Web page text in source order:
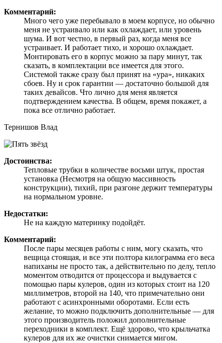
Комментарий:
Много чего уже перебывало в моем корпусе, но обычно
меня не устраивало или как охлаждает, или уровень
шума. И вот честно, в первый раз, когда меня все
устраивает. И работает тихо, и хорошо охлаждает.
Монтировать его в корпус можно за пару минут, так
сказать, в комплектации все имеется для этого.
Системой также сразу был принят на «ура», никаких
сбоев. Ну и срок гарантии — достаточно большой для
таких девайсов. Что лично для меня является
подтверждением качества. В общем, время покажет, а
пока все отлично работает.
Тернишов Влад
Достоинства:
Тепловые трубки в количестве восьми штук, простая
установка (Несмотря на общую массивность
конструкции), тихий, при разгоне держит температуры
на нормальном уровне.
Недостатки:
Не на каждую материнку подойдёт.
Комментарий:
После пары месяцев работы с ним, могу сказать, что
вещица стоящая, и все эти полтора килограмма его веса
напиханы не просто так, а действительно по делу, тепло
моментом отводится от процессора и выдувается с
помощью пары кулеров, один из которых стоит на 120
миллиметров, второй на 140, что примечательно они
работают с асинхронными оборотами. Если есть
желание, то можно подключить дополнительные — для
этого производитель положил дополнительные
переходники в комплект. Ещё здорово, что крыльчатка
кулеров для их же очистки снимается мигом.